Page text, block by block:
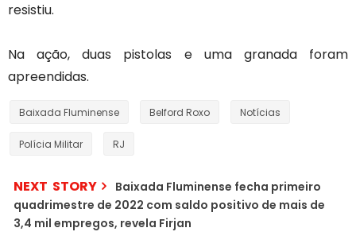
resistiu.
Na ação, duas pistolas e uma granada foram
apreendidas.
Baixada Fluminense Belford Roxo Notícias
Polícia Militar RJ
NEXT STORY
Baixada Fluminense fecha primeiro
quadrimestre de 2022 com saldo positivo de mais de
3,4 mil empregos, revela Firjan